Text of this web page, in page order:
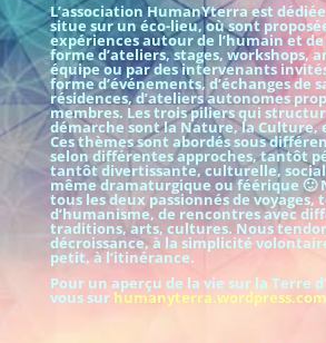
L’association HumanYterra est dédiée
situe sur un éco-lieu, où sont
expériences autour de l’humain et
forme d’ateliers, stages, workshops,
équipe ou par des intervenants
forme d’événements, d’échanges de
résidences, d’ateliers autonomes
membres. Les trois piliers qui
démarche sont la Nature, la Culture,
Ces thèmes sont abordés sous
selon différentes approches, tantôt
tantôt divertissante, culturelle,
même dramaturgique ou féérique 🙂
tous les deux passionnés de voyages,
d’humanisme, de rencontres avec
traditions, arts, cultures. Nous
décroissance, à la simplicité
petit, à l’itinérance.
Pour un aperçu de la vie sur la Terre
vous sur humanyterra.wordpress.com